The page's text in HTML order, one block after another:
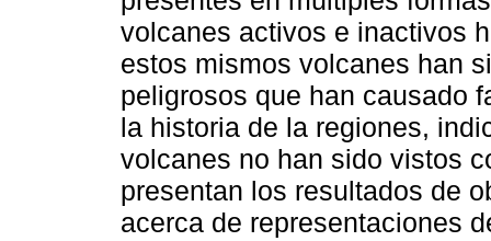
volcanes activos e inactivos
estos mismos volcanes han
peligrosos que han causado
la historia de la regiones,
volcanes no han sido vistos
presentan los resultados de
acerca de representaciones